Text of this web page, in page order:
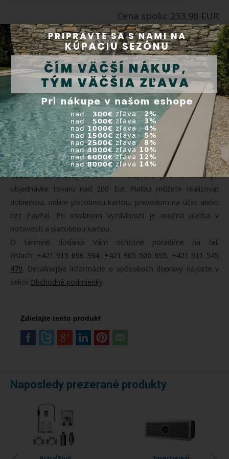
Cena spolu: 233,98 EUR
Vložiť všetky do košíka
Doprava a platba
Tovar zasielame prepravnými službami Packeta (
3000+
výdajných miest na Slovensku) a SDS. Tovar je možné po
predchádzajúcej objednávke vyzdvihnúť osobne v našom
sklade v Orechovej Potôni 311. Doprava je ZADARMO pri
objednávke tovaru nad 200 Eur. Platbu môžete realizovať
dobierkou, online platobnou kartou, prevodom na účet alebo
cez PayPal. Pri osobnom vyzdvihnutí je možná platba v
hotovosti a platobnou kartou.
O termíne dodania Vám ochotne poradíme na tel.
číslach: +421 915 696 394, +421 905 500 955, +421 911 545
479. Detailnejšie informácie o spôsoboch dopravy nájdete v
sekcii Obchodné podmienky.
Zdielajte tento produkt
Naposledy prezerané produkty